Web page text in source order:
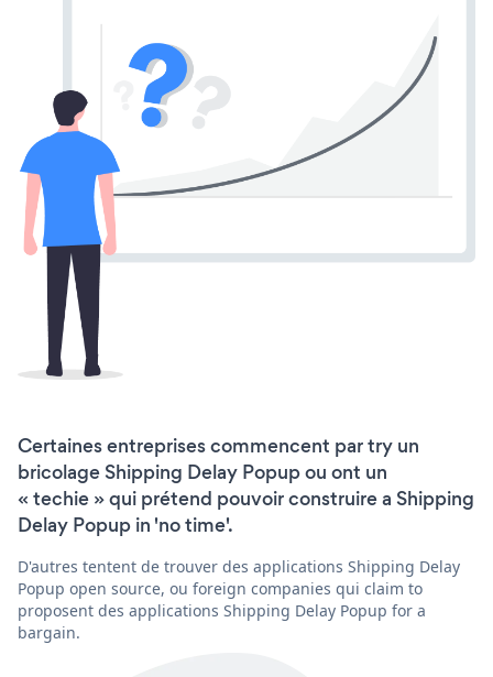
Certaines entreprises commencent par try un
bricolage Shipping Delay Popup ou ont un
« techie » qui prétend pouvoir construire a Shipping
Delay Popup in 'no time'.
D'autres tentent de trouver des applications Shipping Delay
Popup open source, ou foreign companies qui claim to
proposent des applications Shipping Delay Popup for a
bargain.